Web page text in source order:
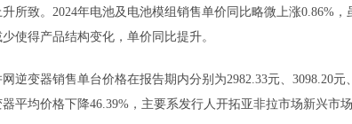
所致。2024年电池及电池模组销售单价同比略微上涨0.86%
使得产品结构变化，单价同比提升。
逆变器销售单台价格在报告期内分别为2982.33元、3098.20
平均价格下降46.39%，主要系发行人开拓亚非拉市场新兴市